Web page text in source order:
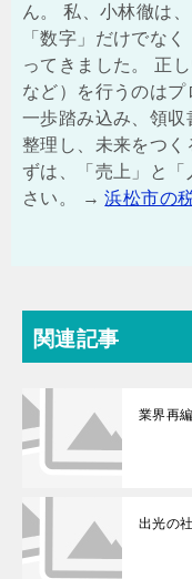
ん。 私、小林徹は
「数字」だけでな
ってきました。 正
など）を行うのは
一歩踏み込み、領収
整理し、未来をつく
ずは、「売上」と
さい。 →浜松市の
関連記事
業界再編
出光の